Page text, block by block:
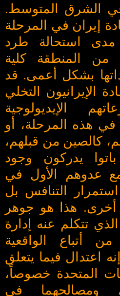
في الشرق المتوسط.
إيران في المرحلة
مدى استحالة طرد
من المنطقة كلية
بشكل أعمى. قد
الإيرانيون التخلي
الإيديولوجية
في هذه المرحلة، أو
كالصين من قبلهم،
يدركون وجود
مع عدوهم الأول في
التنافس بل
أخرى. هذا هو جوهر
الذي تتكلم عنه إدارة
من أتباع الواقعية
اعتدال فيما يتعلق
المتحدة خصوصاً،
ومصالحهما في